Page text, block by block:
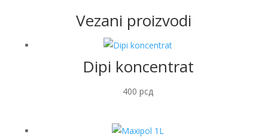
Vezani proizvodi
Dipi koncentrat
400рсд